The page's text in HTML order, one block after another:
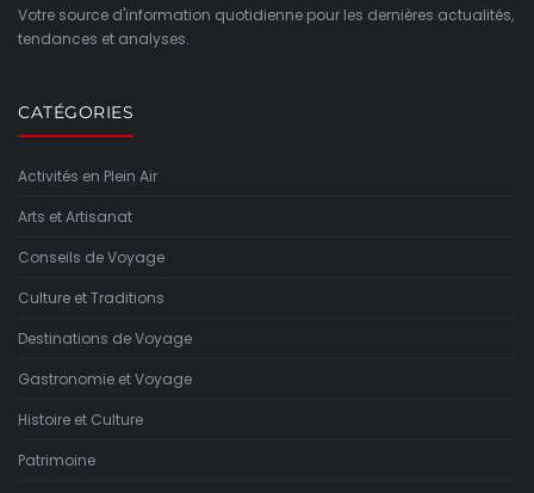
Votre source d'information quotidienne pour les dernières actualités,
tendances et analyses.
CATÉGORIES
Activités en Plein Air
Arts et Artisanat
Conseils de Voyage
Culture et Traditions
Destinations de Voyage
Gastronomie et Voyage
Histoire et Culture
Patrimoine